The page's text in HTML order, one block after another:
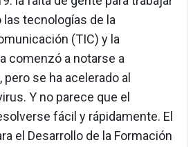
tecnologías de la
(TIC) y la
comenzó a notarse a
se ha acelerado al
Y no parece que el
fácil y rápidamente. El
el Desarrollo de la Formación